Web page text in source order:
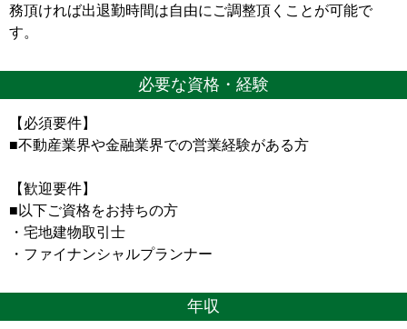
務頂ければ出退勤時間は自由にご調整頂くことが可能で
す。
必要な資格・経験
【必須要件】
■不動産業界や金融業界での営業経験がある方
【歓迎要件】
■以下ご資格をお持ちの方
・宅地建物取引士
・ファイナンシャルプランナー
年収